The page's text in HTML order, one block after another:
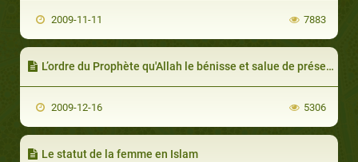
2009-11-11 7883
L’ordre du Prophète qu'Allah le bénisse et salue de préserver l es secrets du couple
2009-12-16 5306
Le statut de la femme en Islam